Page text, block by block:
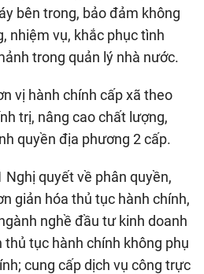
bên trong, bảo đảm không
nhiệm vụ, khắc phục tình
trong quản lý nhà nước.
vị hành chính cấp xã theo
trị, nâng cao chất lượng,
quyền địa phương 2 cấp.
quyết về phân quyền,
giản hóa thủ tục hành chính,
nghề đầu tư kinh doanh
tục hành chính không phụ
cung cấp dịch vụ công trực